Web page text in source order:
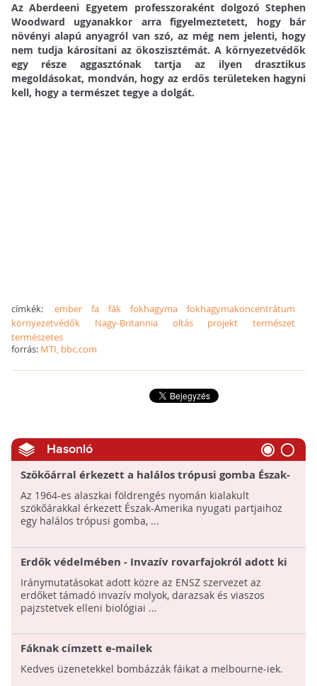
Az Aberdeeni Egyetem professzoraként dolgozó Stephen
Woodward ugyanakkor arra figyelmeztetett, hogy bár
növényi alapú anyagról van szó, az még nem jelenti, hogy
nem tudja károsítani az ökoszisztémát. A környezetvédők
egy része aggasztónak tartja az ilyen drasztikus
megoldásokat, mondván, hogy az erdős területeken hagyni
kell, hogy a természet tegye a dolgát.
címkék: ember fa fák fokhagyma
fokhagymakoncentrátum
környezetvédők
Nagy-Britannia oltás projekt
természet
természetes
forrás: MTI, bbc.com
Hasonló
Szökőárral érkezett a halálos trópusi gomba Észak-
Amerika nyugati partjaihoz
Az 1964-es alaszkai földrengés nyomán kialakult
szökőárakkal érkezett Észak-Amerika nyugati partjaihoz
egy halálos trópusi gomba, ...
Erdők védelmében - Invazív rovarfajokról adott ki
tájékoztatót a FAO
Iránymutatásokat adott közre az ENSZ szervezet az
erdőket támadó invazív molyok, darazsak és viaszos
pajzstetvek elleni biológiai ...
Fáknak címzett e-mailek
Kedves üzenetekkel bombázzák fáikat a melbourne-iek.